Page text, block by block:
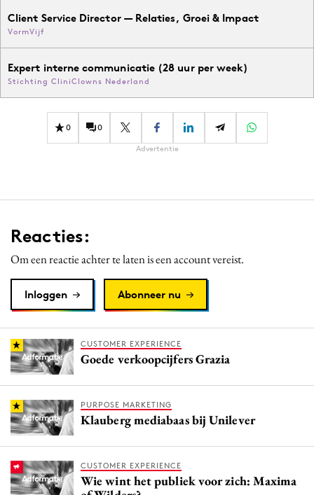
Client Service Director — Relaties, Groei & Impact
VormVijf
Expert interne communicatie (28 uur per week)
Stichting CliniClowns Nederland
0 0
Advertentie
Reacties:
Om een reactie achter te laten is een account vereist.
Inloggen Abonneer nu
CUSTOMER EXPERIENCE
Goede verkoopcijfers Grazia
PURPOSE MARKETING
Klauberg mediabaas bij Unilever
CUSTOMER EXPERIENCE
Wie wint het publiek voor zich: Maxima